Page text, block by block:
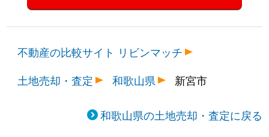
不動産の比較サイト リビンマッチ
土地売却・査定
和歌山県 新宮市
和歌山県の土地売却・査定に戻る